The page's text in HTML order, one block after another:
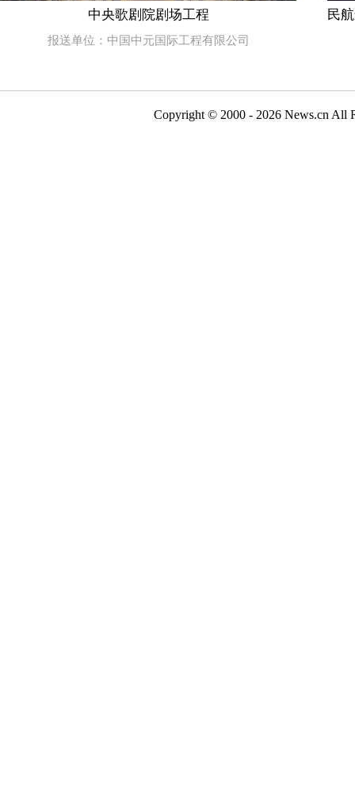
中央歌剧院剧场工程
报送单位：中国中元国际工程有限公司
民
Copyright © 2000 - 2026 News.cn